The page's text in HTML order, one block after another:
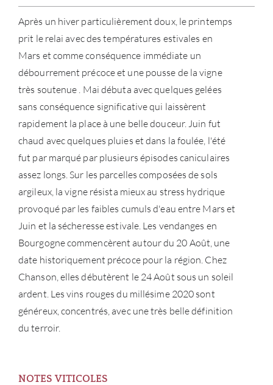
Après un hiver particulièrement doux, le printemps
prit le relai avec des températures estivales en
Mars et comme conséquence immédiate un
débourrement précoce et une pousse de la vigne
très soutenue . Mai débuta avec quelques gelées
sans conséquence significative qui laissèrent
rapidement la place à une belle douceur. Juin fut
chaud avec quelques pluies et dans la foulée, l'été
fut par marqué par plusieurs épisodes caniculaires
assez longs. Sur les parcelles composées de sols
argileux, la vigne résista mieux au stress hydrique
provoqué par les faibles cumuls d'eau entre Mars et
Juin et la sécheresse estivale. Les vendanges en
Bourgogne commencèrent autour du 20 Août, une
date historiquement précoce pour la région. Chez
Chanson, elles débutèrent le 24 Août sous un soleil
ardent. Les vins rouges du millésime 2020 sont
généreux, concentrés, avec une très belle définition
du terroir.
NOTES VITICOLES